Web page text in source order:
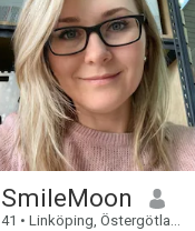
SmileMoon
41 • Linköping, Östergötland, Suecia